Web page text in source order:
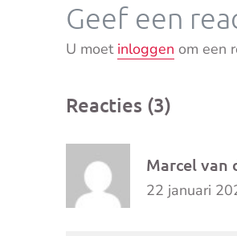
Geef een
U moet inloggen om een
Reacties (3)
Marcel van
22 januari